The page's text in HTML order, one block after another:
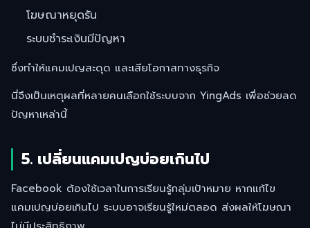
โฆษณาหยุดรัน
ระบบชำระเงินมีปัญหา
ซึ่งทำให้แคมเปญสะดุด และเสียโอกาสทางธุรกิจ
นี่จึงเป็นเหตุผลที่หลายคนเลือกใช้ระบบจาก YingAds เพื่อช่วยลด
ปัญหาเหล่านี้
5. เปลี่ยนแคมเปญบ่อยเกินไป
Facebook ต้องใช้เวลาในการเรียนรู้กลุ่มเป้าหมาย หากแก้ไข
แคมเปญบ่อยเกินไป ระบบอาจเรียนรู้ใหม่ตลอด ส่งผลให้โฆษณา